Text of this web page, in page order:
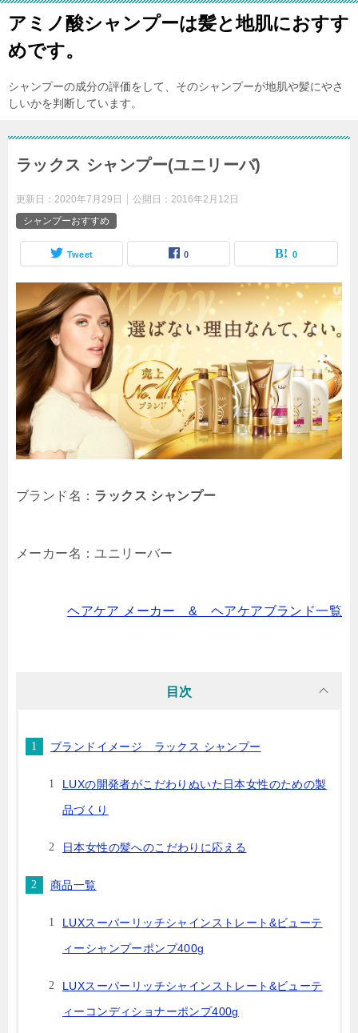
アミノ酸シャンプーは髪と地肌におすす
めです。
シャンプーの成分の評価をして、そのシャンプーが地肌や髪にやさ
しいかを判断しています。
ラックス シャンプー(ユニリーバ)
更新日： 2020年7月29日 公開日： 2016年2月12日
シャンプーおすすめ
Tweet 0 0
ブランド名： ラックス シャンプー
メーカー名：ユニリーバー
ヘアケア メーカー & ヘアケアブランド一覧
目次
ブランドイメージ ラックス シャンプー
LUXの開発者がこだわりぬいた日本女性のための製
品づくり
日本女性の髪へのこだわりに応える
商品一覧
LUXスーパーリッチシャインストレート&ビューテ
ィーシャンプーポンプ400g
LUXスーパーリッチシャインストレート&ビューテ
ィーコンディショナーポンプ400g